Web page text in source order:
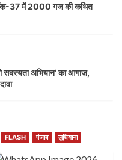
37 में 2000 गज की कथित
सदस्यता अभियान’ का आगाज़,
में उठाई होशियारपुर
करने की मांग
FLASH पंजाब लुधियाना